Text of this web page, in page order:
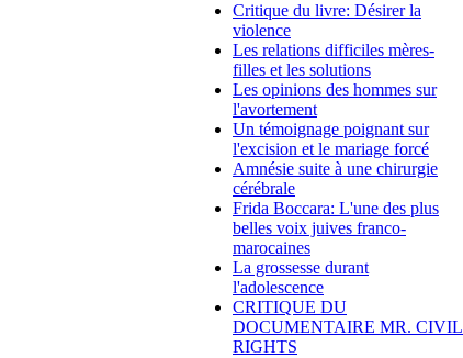
Critique du livre: Désirer la
violence
Les relations difficiles mères-
filles et les solutions
Les opinions des hommes sur
l'avortement
Un témoignage poignant sur
l'excision et le mariage forcé
Amnésie suite à une chirurgie
cérébrale
Frida Boccara: L'une des plus
belles voix juives franco-
marocaines
La grossesse durant
l'adolescence
CRITIQUE DU
DOCUMENTAIRE MR. CIVIL
RIGHTS